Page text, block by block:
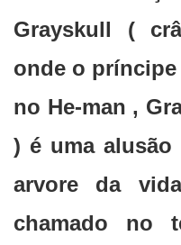
Grayskull (
onde o
no He-man ,
) é uma alusão
arvore da
chamado no